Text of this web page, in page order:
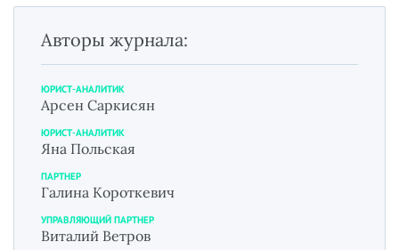
Авторы журнала:
ЮРИСТ-АНАЛИТИК
Арсен Саркисян
ЮРИСТ-АНАЛИТИК
Яна Польская
ПАРТНЕР
Галина Короткевич
УПРАВЛЯЮЩИЙ ПАРТНЕР
Виталий Ветров